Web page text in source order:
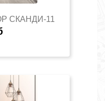
СКАНДИ-11